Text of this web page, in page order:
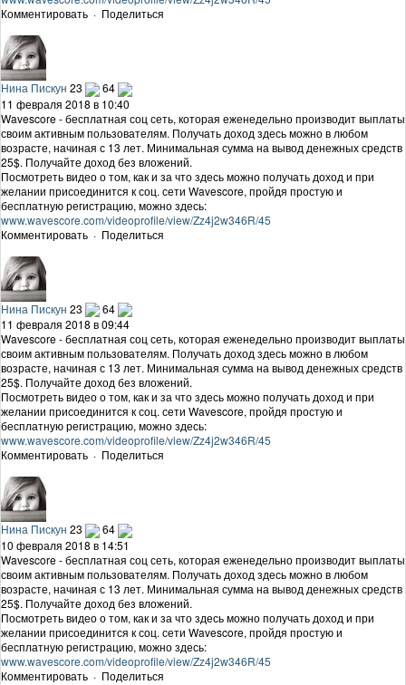
Комментировать · Поделиться
Нина Пискун 23
64
11 февраля 2018 в 10:40
Wavescore - бесплатная соц сеть, которая еженедельно производит выплаты
своим активным пользователям. Получать доход здесь можно в любом
возрасте, начиная с 13 лет. Минимальная сумма на вывод денежных средств
25$. Получайте доход без вложений.
Посмотреть видео о том, как и за что здесь можно получать доход и при
желании присоединится к соц. сети Wavescore, пройдя простую и
бесплатную регистрацию, можно здесь:
www.wavescore.com/videoprofile/view/Zz4j2w346R/45
Комментировать · Поделиться
Нина Пискун 23
64
11 февраля 2018 в 09:44
Wavescore - бесплатная соц сеть, которая еженедельно производит выплаты
своим активным пользователям. Получать доход здесь можно в любом
возрасте, начиная с 13 лет. Минимальная сумма на вывод денежных средств
25$. Получайте доход без вложений.
Посмотреть видео о том, как и за что здесь можно получать доход и при
желании присоединится к соц. сети Wavescore, пройдя простую и
бесплатную регистрацию, можно здесь:
www.wavescore.com/videoprofile/view/Zz4j2w346R/45
Комментировать · Поделиться
Нина Пискун 23
64
10 февраля 2018 в 14:51
Wavescore - бесплатная соц сеть, которая еженедельно производит выплаты
своим активным пользователям. Получать доход здесь можно в любом
возрасте, начиная с 13 лет. Минимальная сумма на вывод денежных средств
25$. Получайте доход без вложений.
Посмотреть видео о том, как и за что здесь можно получать доход и при
желании присоединится к соц. сети Wavescore, пройдя простую и
бесплатную регистрацию, можно здесь:
www.wavescore.com/videoprofile/view/Zz4j2w346R/45
Комментировать · Поделиться